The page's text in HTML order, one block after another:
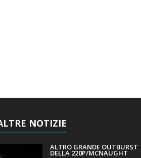
NOTIZIE
ALTRO GRANDE OUTBURST
DELLA 220P/MCNAUGHT